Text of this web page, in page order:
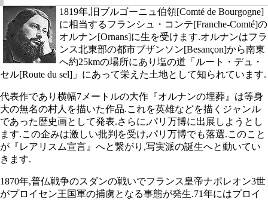
1819年,旧ブルゴーニュ伯領[Comté de Bourgogne]
に相当するフランシュ・コンテ[Franche-Comté]の
オルナン[Ornans]に生を受けます.オルナンはフラ
ンス北東部の都市ブザンソン[Besançon]から南東
へ約25kmの場所にあり塩の道「ルート・デュ・
セル[Route du sel]」にあって栄えた土地として知られています.
代表作であり横幅7メートルの大作『オルナンの埋葬』は等身
大の無名の村人を描いた作品.これを英雄などを描くジャンル
であった歴史画として発表.さらに,パリ万博に出展しようとし
ます.この企みは激しい批判を受け,パリ万博でも落選.このこと
が『レアリスム宣言』へと繋がり,写実派の誕生へと動いてい
きます.
1870年,普仏戦争のスダンの戦いでフランス皇帝ナポレオン3世
がプロイセン王国軍の捕虜となる事態が発生.71年にはプロイ